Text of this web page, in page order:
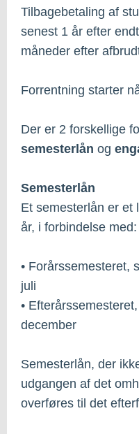
Tilbagebetaling af
senest 1 år efter
måneder efter
Forrentning starter
Der er 2 forskellige
semesterlån og
Semesterlån
Et semesterlån er et
år, i forbindelse med:
• Forårssemesteret,
juli
•
december
Semesterlån, der
udgangen af det
overføres til det